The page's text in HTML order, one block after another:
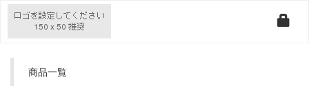
商品一覧